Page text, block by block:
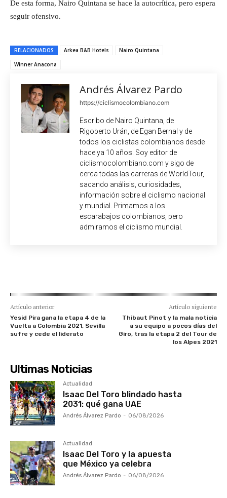
De esta forma, Nairo Quintana se hace la autocrítica, pero espera
seguir ofensivo.
RELACIONADOS Arkea B&B Hotels
Nairo Quintana
Winner Anacona
Andrés Álvarez Pardo
https://ciclismocolombiano.com
Escribo de Nairo Quintana, de
Rigoberto Urán, de Egan Bernal y de
todos los ciclistas colombianos desde
hace ya 10 años. Soy editor de
ciclismocolombiano.com y sigo de
cerca todas las carreras de WorldTour,
sacando análisis, curiosidades,
información sobre el ciclismo nacional
y mundial. Primamos a los
escarabajos colombianos, pero
admiramos el ciclismo mundial.
Artículo anterior
Yesid Pira gana la etapa 4 de la
Vuelta a Colombia 2021, Sevilla
sufre y cede el liderato
Artículo siguiente
Thibaut Pinot y la mala noticia
a su equipo a pocos días del
Giro, tras la etapa 2 del Tour de
los Alpes 2021
Ultimas Noticias
Actualidad
Isaac Del Toro blindado hasta
2031: qué gana UAE
Andrés Álvarez Pardo - 06/08/2026
Actualidad
Isaac Del Toro y la apuesta
que México ya celebra
Andrés Álvarez Pardo - 06/08/2026